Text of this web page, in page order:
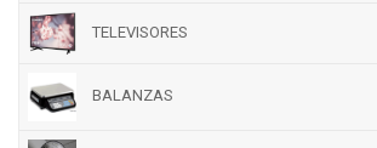
TELEVISORES
BALANZAS